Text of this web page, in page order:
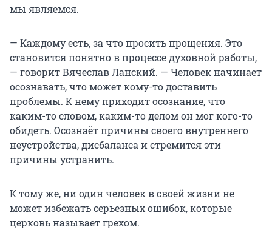
мы являемся.
— Каждому есть, за что просить прощения. Это
становится понятно в процессе духовной работы,
— говорит Вячеслав Ланский. — Человек начинает
осознавать, что может кому-то доставить
проблемы. К нему приходит осознание, что
каким-то словом, каким-то делом он мог кого-то
обидеть. Осознаёт причины своего внутреннего
неустройства, дисбаланса и стремится эти
причины устранить.
К тому же, ни один человек в своей жизни не
может избежать серьезных ошибок, которые
церковь называет грехом.